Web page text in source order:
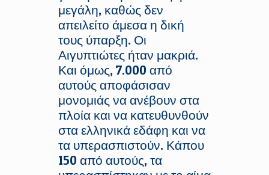
μεγάλη, καθώς δεν
απειλείτο άμεσα η δική
τους ύπαρξη. Οι
Αιγυπτιώτες ήταν μακριά.
Και όμως, 7.000 από
αυτούς αποφάσισαν
μονομιάς να ανέβουν στα
πλοία και να κατευθυνθούν
στα ελληνικά εδάφη και να
τα υπερασπιστούν. Κάπου
150 από αυτούς, τα